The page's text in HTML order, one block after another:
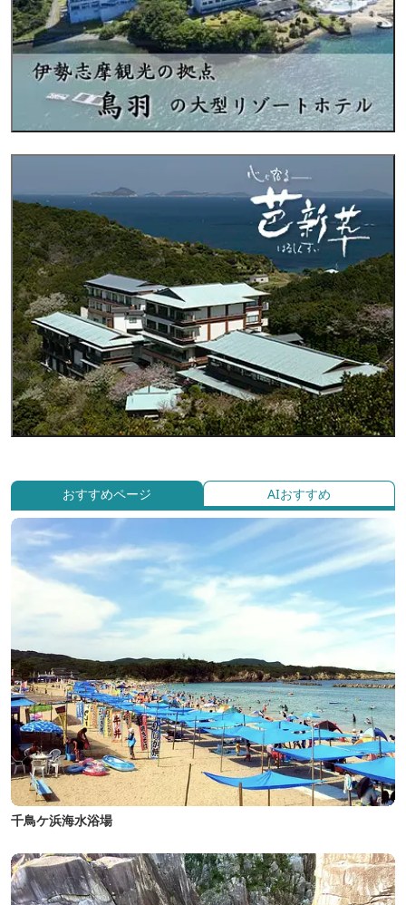
おすすめページ AIおすすめ
千鳥ケ浜海水浴場